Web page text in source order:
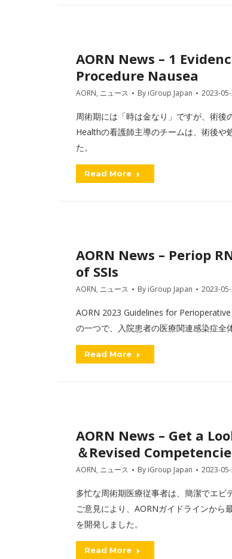
AORN News – 1
Procedure Nausea
AORN, ニュース By iGroup Japan 2023-
周術期には「時は金なり」ですが、術
Healthの看護師主導のチームは、術後や
た。
Read More
AORN News – Periop
of SSIs
AORN, ニュース By iGroup Japan 2023-
AORN 2023 Guidelines for
の一つで、入院患者の医療関連感染症全
Read More
AORN News – Get a
＆Revised
AORN, ニュース By iGroup Japan 2023-
多忙な周術期医療従事者は、簡潔でエ
ご意見により、AORNガイドラインか
を開発しました。
Read More